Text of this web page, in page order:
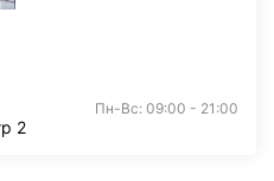
Пн-Вс: 09:00 - 21:00
2